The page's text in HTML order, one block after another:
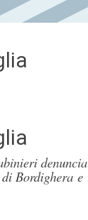
Bordighera e